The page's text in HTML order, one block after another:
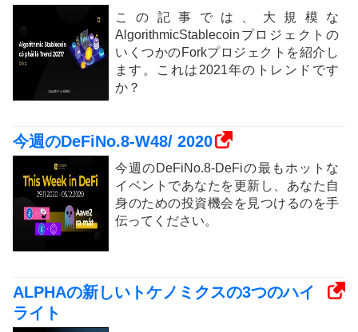
この記事では、大規模な
AlgorithmicStablecoinプロジェクトの
いくつかのForkプロジェクトを紹介し
ます。これは2021年のトレンドです
か？
今週のDeFiNo.8-W48/ 2020
今週のDeFiNo.8-DeFiの最もホットな
イベントであなたを更新し、あなた自
身のための投資機会を見つけるのを手
伝ってください。
ALPHAの新しいトケノミクスの3つのハイ
ライト